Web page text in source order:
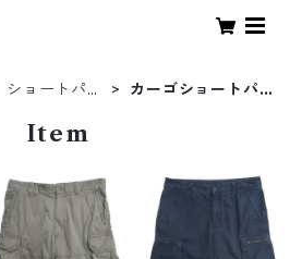
ショートパン
カーゴショートパン
Item